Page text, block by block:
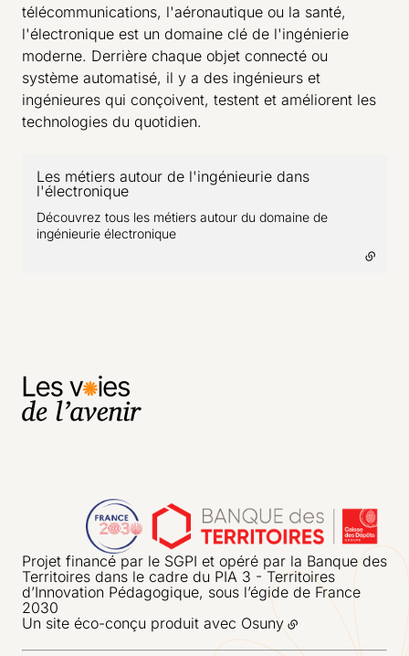
télécommunications, l'aéronautique ou la santé,
l'électronique est un domaine clé de l'ingénierie
moderne. Derrière chaque objet connecté ou
système automatisé, il y a des ingénieurs et
ingénieures qui conçoivent, testent et améliorent les
technologies du quotidien.
Les métiers autour de l'ingénieurie dans
l'électronique - lien externe
Découvrez tous les métiers autour du domaine de
ingénieurie électronique
Projet financé par le SGPI et opéré par la Banque des
Territoires dans le cadre du PIA 3 - Territoires
d’Innovation Pédagogique, sous l’égide de France
2030
Un site éco-conçu produit avec Osuny